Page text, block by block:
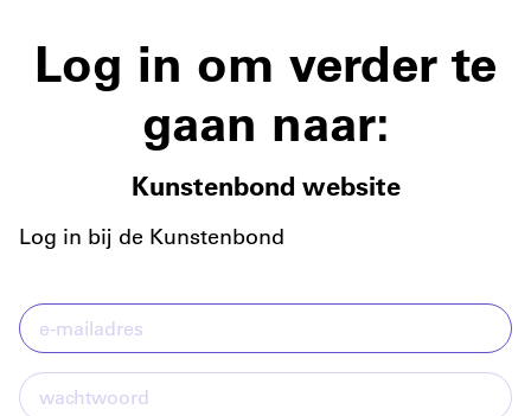
Log in om verder te
gaan naar:
Kunstenbond website
Log in bij de Kunstenbond